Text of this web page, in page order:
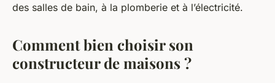
des salles de bain, à la plomberie et à l’électricité.
Comment bien choisir son
constructeur de maisons ?